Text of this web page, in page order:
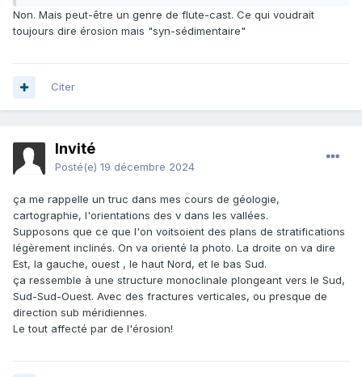
Non. Mais peut-être un genre de flute-cast. Ce qui voudrait
toujours dire érosion mais "syn-sédimentaire"
Citer
Invité
Posté(e) 19 décembre 2024
ça me rappelle un truc dans mes cours de géologie,
cartographie, l'orientations des v dans les vallées.
Supposons que ce que l'on voitsoient des plans de stratifications
légèrement inclinés. On va orienté la photo. La droite on va dire
Est, la gauche, ouest , le haut Nord, et le bas Sud.
ça ressemble à une structure monoclinale plongeant vers le Sud,
Sud-Sud-Ouest. Avec des fractures verticales, ou presque de
direction sub méridiennes.
Le tout affecté par de l'érosion!